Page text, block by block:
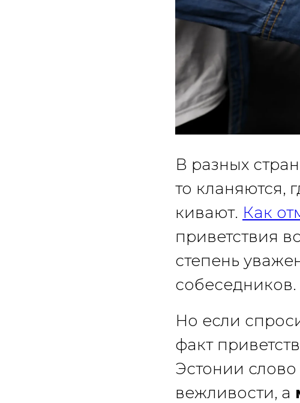
В разных
то кланяются,
кивают. Как
приветствия
степень
собеседников.
Но если
факт
Эстонии
вежливости, а